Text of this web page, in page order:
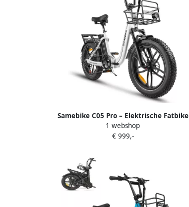
Samebike C05 Pro – Elektrische Fatbike
– 250W Motor – 36V 13Ah Uitneembare
Accu – 20x4 Inch Banden – 7
km h – LCD Display – LED Verlichting –
1 webshop
€ 999,-